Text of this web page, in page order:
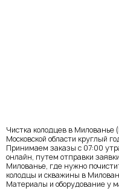
Чистка колодцев в Милованье
Московской области круглый
Принимаем заказы с 07:00
онлайн, путем отправки
Милованье, где нужно
колодцы и скважины в
Материалы и оборудование у